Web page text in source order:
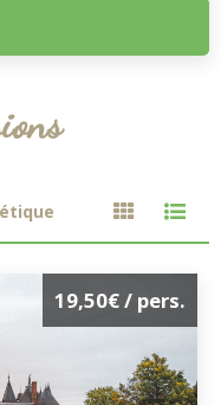
19,50€/ pers.